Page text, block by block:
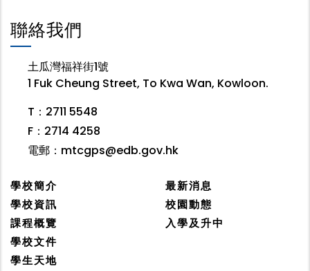
聯絡我們
土瓜灣福祥街1號
1 Fuk Cheung Street, To Kwa Wan, Kowloon.
T：2711 5548
F：2714 4258
電郵： mtcgps@edb.gov.hk
學校簡介
學校資訊
課程概覽
學校文件
學生天地
最新消息
校園動態
入學及升中